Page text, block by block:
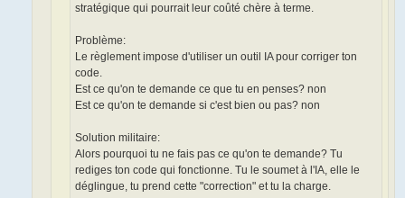
stratégique qui pourrait leur coûté chère à terme.
Problème:
Le règlement impose d'utiliser un outil IA pour corriger ton
code.
Est ce qu'on te demande ce que tu en penses? non
Est ce qu'on te demande si c'est bien ou pas? non
Solution militaire:
Alors pourquoi tu ne fais pas ce qu'on te demande? Tu
rediges ton code qui fonctionne. Tu le soumet à l'IA, elle le
déglingue, tu prend cette "correction" et tu la charge.